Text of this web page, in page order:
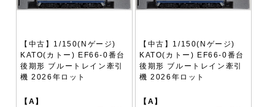
【中古】1/150(Nゲージ)
KATO(カトー) EF66-0番台
後期形 ブルートレイン牽引
機 2026年ロット
【A】
【中古】1/150(Nゲージ)
KATO(カトー) EF66-0番台
後期形 ブルートレイン牽引
機 2026年ロット
【A】